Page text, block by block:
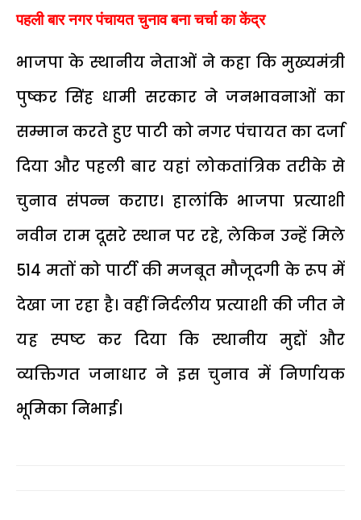
पहली बार नगर पंचायत चुनाव बना चर्चा का केंद्र
भाजपा के स्थानीय नेताओं ने कहा कि मुख्यमंत्री
पुष्कर सिंह धामी सरकार ने जनभावनाओं का
सम्मान करते हुए पाटी को नगर पंचायत का दर्जा
दिया और पहली बार यहां लोकतांत्रिक तरीके से
चुनाव संपन्न कराए। हालांकि भाजपा प्रत्याशी
नवीन राम दूसरे स्थान पर रहे, लेकिन उन्हें मिले
514 मतों को पार्टी की मजबूत मौजूदगी के रूप में
देखा जा रहा है। वहीं निर्दलीय प्रत्याशी की जीत ने
यह स्पष्ट कर दिया कि स्थानीय मुद्दों और
व्यक्तिगत जनाधार ने इस चुनाव में निर्णायक
भूमिका निभाई।